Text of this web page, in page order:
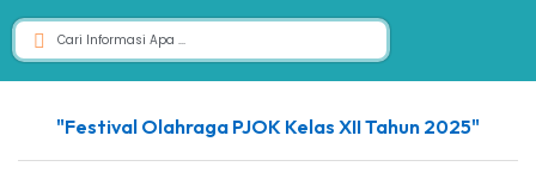
"Festival Olahraga PJOK Kelas XII Tahun 2025"